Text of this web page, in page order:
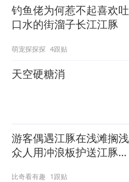
出；亲历者：曾承诺免费
改签但没兑现
钓鱼佬为何惹不起喜欢吐
口水的街溜子长江江豚
萌宠探探探 4跟贴
天空硬糖消
游客偶遇江豚在浅滩搁浅
众人用冲浪板护送江豚入
比奇看有趣 1跟贴